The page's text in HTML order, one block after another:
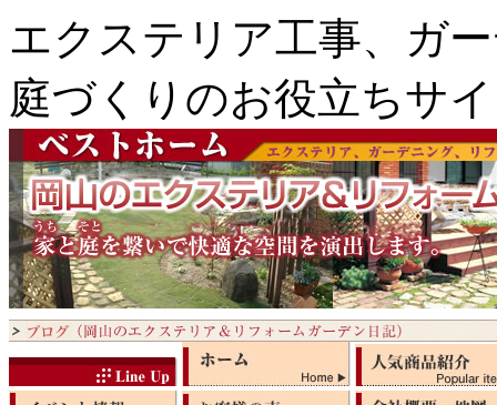
エクステリア工事、ガ
庭づくりのお役立ちサ